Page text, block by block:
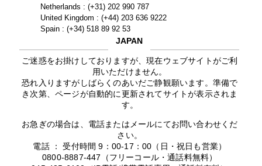
Netherlands : (+31) 202 990 787
United Kingdom : (+44) 203 636 9222
Spain : (+34) 518 89 92 53
JAPAN
ご迷惑をお掛けしておりますが、現在ウェブサイトがご利
用いただけません。
恐れ入りますがしばらくのあいだご静観願います。準備で
き次第、ページが自動的に更新されてサイトが表示されま
す。
お急ぎの場合は、電話またはメールにてお問い合わせくだ
さい。
電話 ： 受付時間 9：00-17：00（日・祝日も営業）
0800-8887-447（フリーコール・通話料無料）